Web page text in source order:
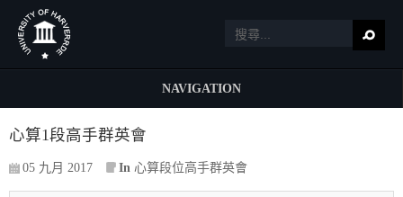
NAVIGATION
心算1段高手群英會
05 九月 2017 In 心算段位高手群英會